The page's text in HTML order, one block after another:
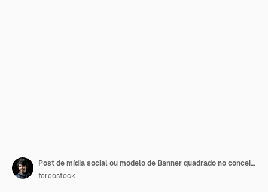
Post de mídia social ou modelo de Banner quadrado no conceito de cor roxa
fercostock